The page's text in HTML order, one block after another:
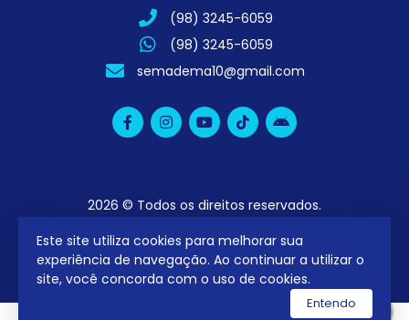
Este site utiliza cookies para melhorar sua
experiência de navegação. Ao continuar a utilizar o
site, você concorda com o uso de cookies.
Entendo
(98) 3245-6059
(98) 3245-6059
semadema10@gmail.com
2026 © Todos os direitos reservados.
utilizamos a plataforma